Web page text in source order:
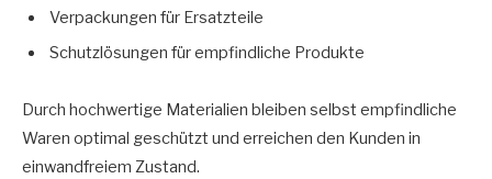
Verpackungen für Ersatzteile
Schutzlösungen für empfindliche Produkte
Durch hochwertige Materialien bleiben selbst empfindliche
Waren optimal geschützt und erreichen den Kunden in
einwandfreiem Zustand.